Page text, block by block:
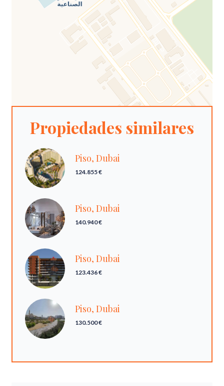
Propiedades similares
Piso, Dubai
124.855 €
Piso, Dubai
140.940 €
Piso, Dubai
123.436 €
Piso, Dubai
130.500 €